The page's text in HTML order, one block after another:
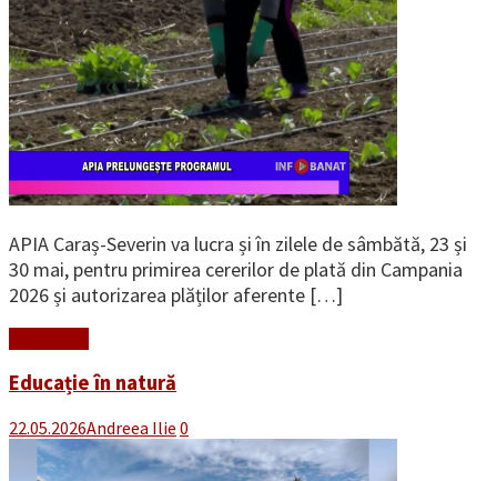
APIA Caraș-Severin va lucra și în zilele de sâmbătă, 23 și
30 mai, pentru primirea cererilor de plată din Campania
2026 și autorizarea plăților aferente […]
Educație în natură
22.05.2026Andreea Ilie 0